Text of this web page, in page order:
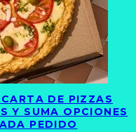
DE PIZZAS
Y SUMA OPCIONES
PEDIDO